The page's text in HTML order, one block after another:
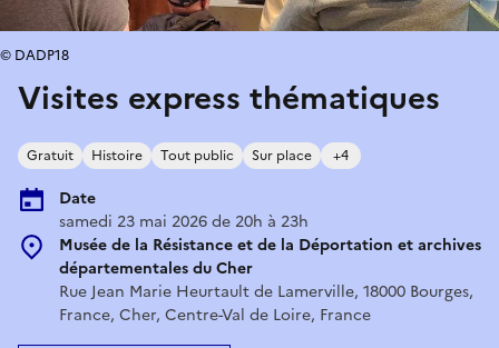
Visites express thématiques
Gratuit Histoire Tout public Sur place +4
Date
samedi 23 mai 2026 de 20h à 23h
Musée de la Résistance et de la Déportation et archives
départementales du Cher
Rue Jean Marie Heurtault de Lamerville, 18000 Bourges,
France, Cher, Centre-Val de Loire, France
© DADP18